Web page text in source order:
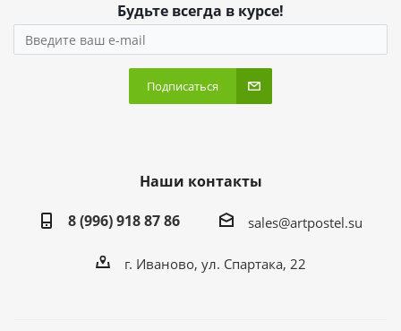
Будьте всегда в курсе!
Подписаться
Наши контакты
8 (996) 918 87 86
sales@artpostel.su
г. Иваново, ул. Спартака, 22